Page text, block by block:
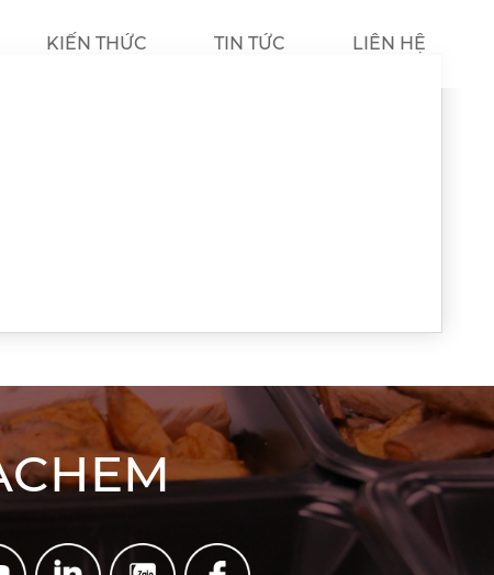
KIẾN THỨC TIN TỨC LIÊN HỆ